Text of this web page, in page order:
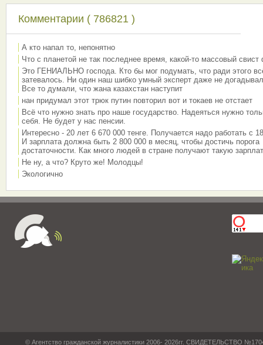
Комментарии ( 786821 )
А кто напал то, непонятно
Что с планетой не так последнее время, какой-то массовый свист
Это ГЕНИАЛЬНО господа. Кто бы мог подумать, что ради этого
затевалось. Ни один наш шибко умный эксперт даже не
Все то думали, что жана казахстан наступит
нан придумал этот трюк путин повторил вот и токаев не отстает
Всё что нужно знать про наше государство. Надеяться нужно
себя. Не будет у нас пенсии.
Интересно - 20 лет 6 670 000 тенге. Получается надо работать с
И зарплата должна быть 2 800 000 в месяц, чтобы достичь порога
достаточности. Как много людей в стране получают такую
Не ну, а что? Круто же! Молодцы!
Экологично
© Агентство гражданской журналистики 2006- 2026гг. СВИДЕТЕЛЬСТВО